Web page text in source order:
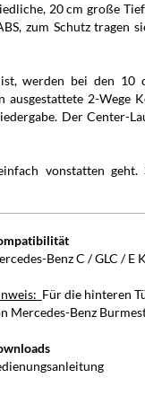
20 cm große
zum Schutz
werden bei den 10
2-Wege
Der Center-
vonstatten
Benz C / GLC / E
Für die hinteren
Mercedes-Benz